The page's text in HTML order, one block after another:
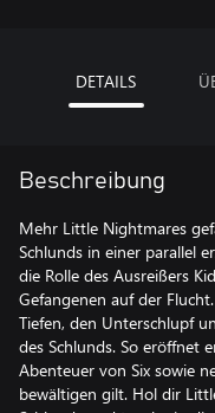
DETAILS
Beschreibung
Mehr Little Nightmares
Schlunds in einer parallel
die Rolle des Ausreißers
Gefangenen auf der
Tiefen, den Unterschlupf
des Schlunds. So eröffnet
Abenteuer von Six sowie
bewältigen gilt. Hol dir